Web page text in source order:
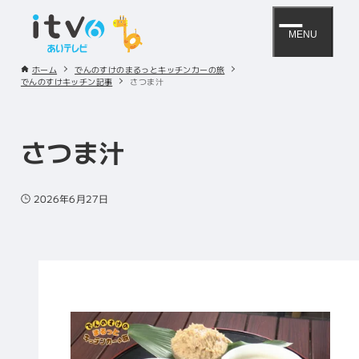
MENU
ホーム
でんのすけのまるっとキッチンカーの旅
でんのすけキッチン記事
さつま汁
さつま汁
2026年6月27日